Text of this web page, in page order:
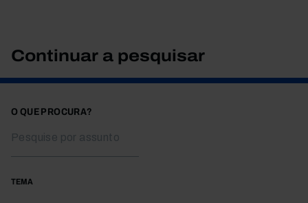
Continuar a pesquisar
O QUE PROCURA?
TEMA